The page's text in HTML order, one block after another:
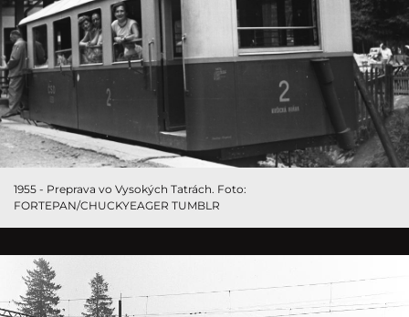
1955 - Preprava vo Vysokých Tatrách. Foto:
FORTEPAN/CHUCKYEAGER TUMBLR